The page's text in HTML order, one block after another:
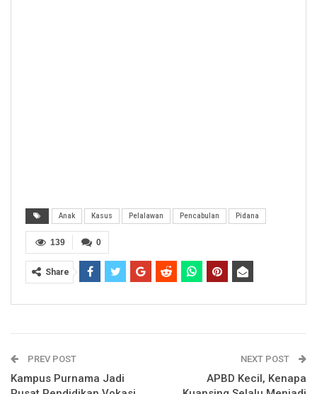
Anak Kasus Pelalawan Pencabulan Pidana
0
139
Share
PREV POST
Kampus Purnama Jadi
NEXT POST
APBD Kecil, Kenapa